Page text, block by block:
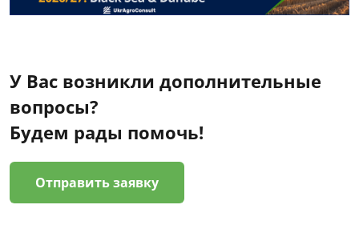
У Вас возникли дополнительные
вопросы?
Будем рады помочь!
Отправить заявку